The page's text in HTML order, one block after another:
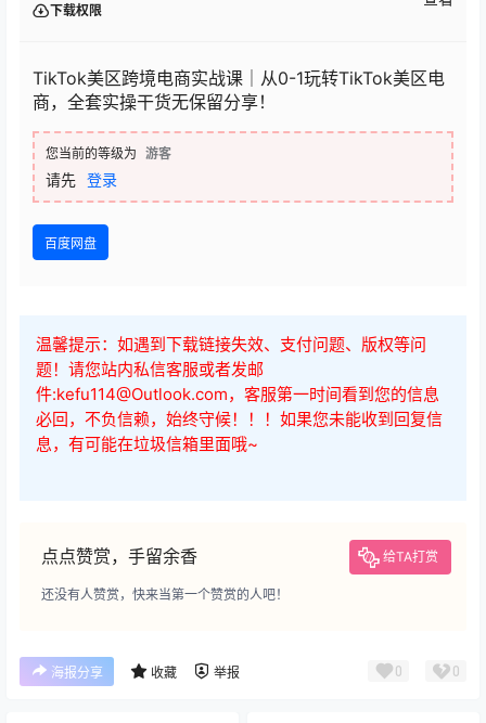
下载权限
TikTok美区跨境电商实战课｜从0-1玩转TikTok美区电
商，全套实操干货无保留分享！
您当前的等级为 游客
请先 登录
百度网盘
温馨提示：如遇到下载链接失效、支付问题、版权等问
题！请您站内私信客服或者发邮
件:kefu114@Outlook.com，客服第一时间看到您的信息
必回，不负信赖，始终守候！！！如果您未能收到回复信
息，有可能在垃圾信箱里面哦~
点点赞赏，手留余香 给TA打赏
还没有人赞赏，快来当第一个赞赏的人吧！
海报分享 收藏 举报 0 0